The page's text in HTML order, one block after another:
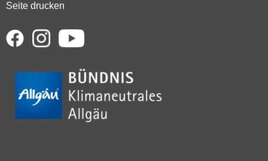
Seite drucken